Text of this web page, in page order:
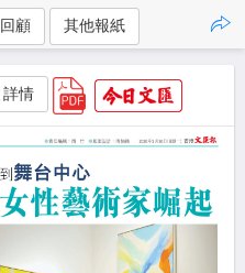
顧 其他報紙
詳情